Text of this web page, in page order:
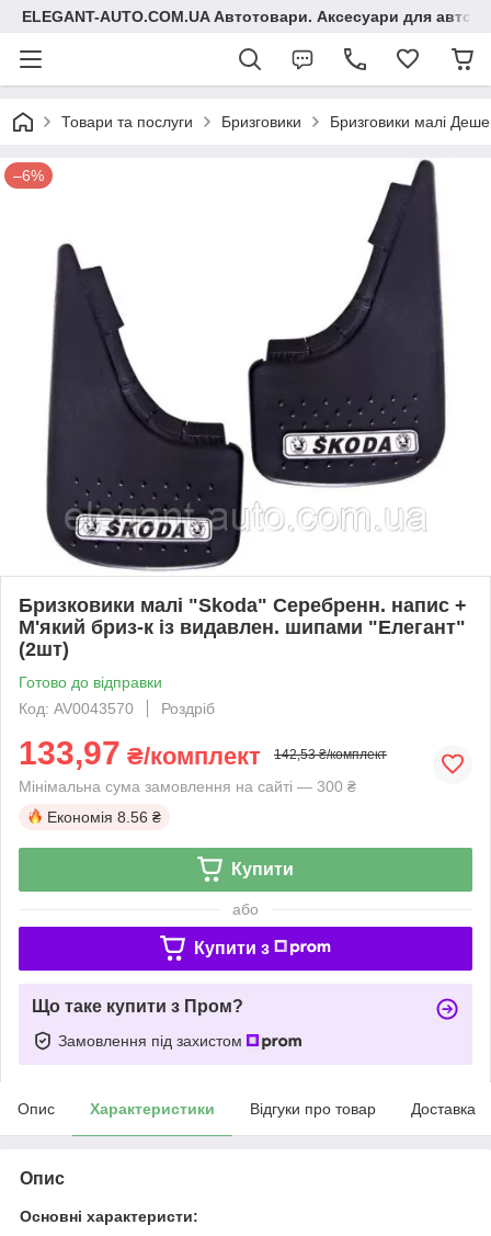
ELEGANT-AUTO.COM.UA Автотовари. Аксесуари для авто
Товари та послуги Бризговики Бризговики малі
–6%
Бризковики малі "Skoda" Серебренн. напис +
М'який бриз-к із видавлен. шипами "Елегант"
(2шт)
Готово до відправки
Код: AV0043570
Роздріб
133,97 ₴/комплект 142,53 ₴/комплект
Мінімальна сума замовлення на сайті — 300 ₴
Економія 8.56 ₴
Купити
або
Купити з
Що таке купити з Пром?
Замовлення під захистом
Опис Характеристики Відгуки про товар Доставка
Опис
Основні характеристи: